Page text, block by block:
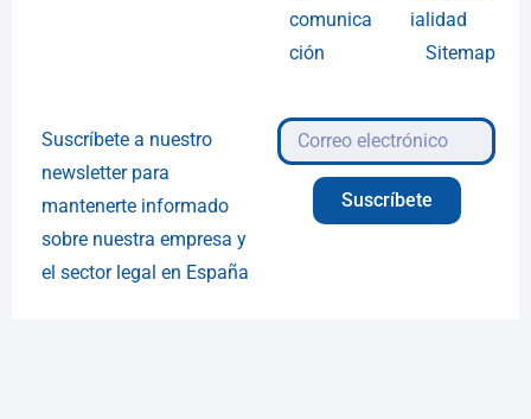
comunica
ción
ialidad
Sitemap
Suscríbete a nuestro
newsletter para
mantenerte informado
sobre nuestra empresa y
el sector legal en España
Suscríbete